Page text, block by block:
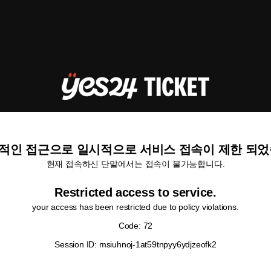
인 접근으로 일시적으로 서비스 접속이 제한 되
현재 접속하신 단말에서는 접속이 불가능합니다.
Restricted access to service.
your access has been restricted due to policy violations.
Code: 72
Session ID: msiuhnoj-1at59tnpyy6ydjzeofk2